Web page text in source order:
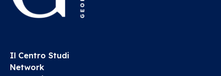
Il Centro Studi
Network